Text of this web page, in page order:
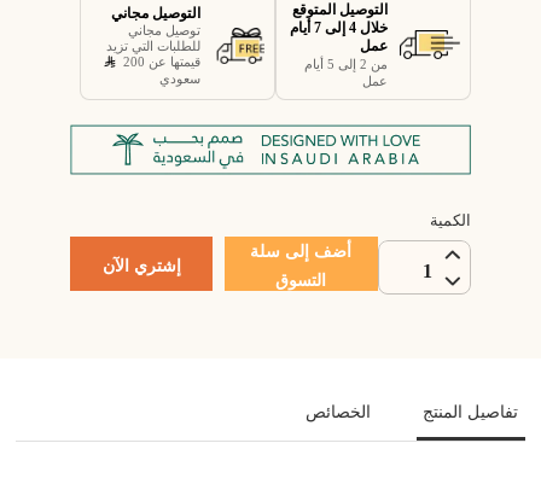
التوصيل المتوقع
خلال 4 إلى 7 أيام
عمل
من 2 إلى 5 أيام
عمل
التوصيل مجاني
توصيل مجاني
للطلبات التي تزيد
قيمتها عن 200
سعودي
الكمية
1
أضف إلى سلة
التسوق
إشتري الآن
تفاصيل المنتج الخصائص